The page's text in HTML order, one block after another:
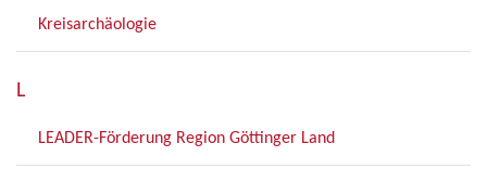
Kreisarchäologie
L
LEADER-Förderung Region Göttinger Land